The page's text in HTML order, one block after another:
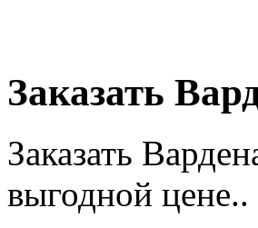
Заказать
Заказать
выгодной цене..